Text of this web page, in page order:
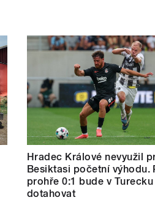
Hradec Králové nevyužil
Besiktasi početní výhodu.
prohře 0:1 bude v Turecku
dotahovat